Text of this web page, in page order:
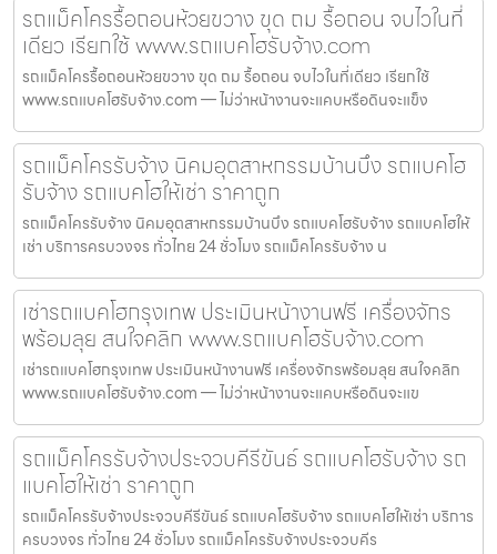
รถแม็คโครรื้อถอนห้วยขวาง ขุด ถม รื้อถอน จบไวในที่
เดียว เรียกใช้ www.รถแบคโฮรับจ้าง.com
รถแม็คโครรื้อถอนห้วยขวาง ขุด ถม รื้อถอน จบไวในที่เดียว เรียกใช้
www.รถแบคโฮรับจ้าง.com — ไม่ว่าหน้างานจะแคบหรือดินจะแข็ง
รถแม็คโครรับจ้าง นิคมอุตสาหกรรมบ้านบึง รถแบคโฮ
รับจ้าง รถแบคโฮให้เช่า ราคาถูก
รถแม็คโครรับจ้าง นิคมอุตสาหกรรมบ้านบึง รถแบคโฮรับจ้าง รถแบคโฮให้
เช่า บริการครบวงจร ทั่วไทย 24 ชั่วโมง รถแม็คโครรับจ้าง น
เช่ารถแบคโฮกรุงเทพ ประเมินหน้างานฟรี เครื่องจักร
พร้อมลุย สนใจคลิก www.รถแบคโฮรับจ้าง.com
เช่ารถแบคโฮกรุงเทพ ประเมินหน้างานฟรี เครื่องจักรพร้อมลุย สนใจคลิก
www.รถแบคโฮรับจ้าง.com — ไม่ว่าหน้างานจะแคบหรือดินจะแข
รถแม็คโครรับจ้างประจวบคีรีขันธ์ รถแบคโฮรับจ้าง รถ
แบคโฮให้เช่า ราคาถูก
รถแม็คโครรับจ้างประจวบคีรีขันธ์ รถแบคโฮรับจ้าง รถแบคโฮให้เช่า บริการ
ครบวงจร ทั่วไทย 24 ชั่วโมง รถแม็คโครรับจ้างประจวบคีร